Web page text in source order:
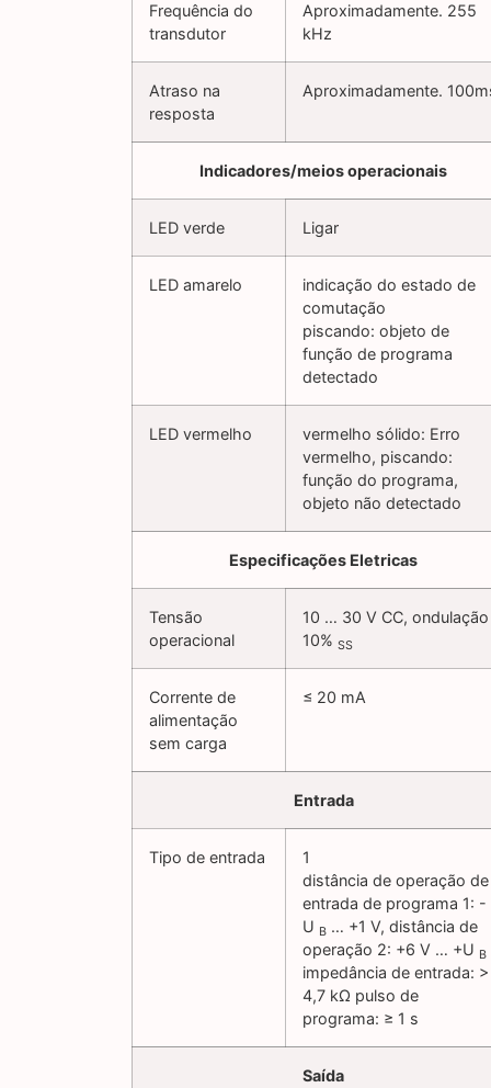
Frequência do
transdutor
Aproximadamente. 255
kHz
Atraso na
resposta
Aproximadamente.
Indicadores/meios operacionais
LED verde Ligar
LED amarelo
indicação do estado de
comutação
piscando: objeto de
função de programa
detectado
LED vermelho
vermelho sólido: Erro
vermelho, piscando:
função do programa,
objeto não detectado
Especificações Eletricas
Tensão
operacional
10 … 30 V CC, ondulação
10% SS
Corrente de
alimentação
sem carga
≤ 20 mA
Entrada
Tipo de entrada
1
distância de operação de
entrada de programa 1: -
U B … +1 V, distância de
operação 2: +6 V … +U B
impedância de entrada: >
4,7 kΩ pulso de
programa: ≥ 1 s
Saída